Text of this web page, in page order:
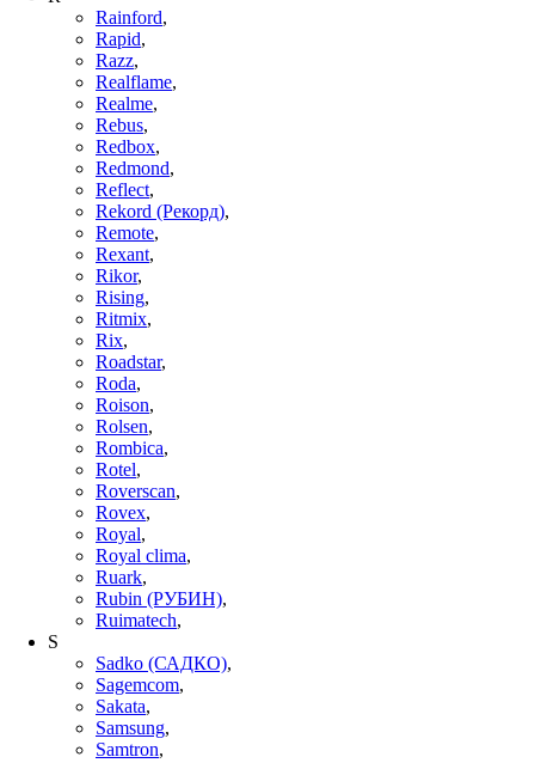
Rainford,
Rapid,
Razz,
Realflame,
Realme,
Rebus,
Redbox,
Redmond,
Reflect,
Rekord (Рекорд),
Remote,
Rexant,
Rikor,
Rising,
Ritmix,
Rix,
Roadstar,
Roda,
Roison,
Rolsen,
Rombica,
Rotel,
Roverscan,
Rovex,
Royal,
Royal clima,
Ruark,
Rubin (РУБИН),
Ruimatech,
S
Sadko (САДКО),
Sagemcom,
Sakata,
Samsung,
Samtron,